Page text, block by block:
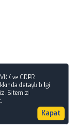
ve GDPR
detaylı bilgi
Sitemizi
Kapat